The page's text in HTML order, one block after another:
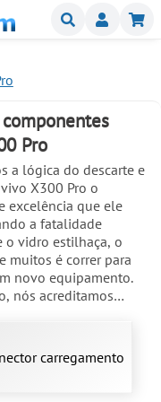
Buscar
Pro
a lógica do descarte e
X300 Pro o
excelência que ele
a fatalidade
o vidro estilhaça, o
muitos é correr para
novo equipamento.
nós acreditamos
. Porquê deitar fora uma
de topo
carregamento